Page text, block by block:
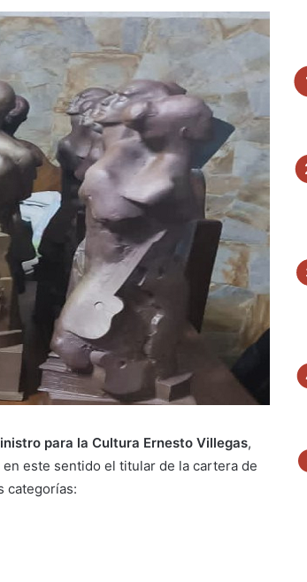
para la Cultura Ernesto Villegas,
en este sentido el titular de la cartera de
categorías: